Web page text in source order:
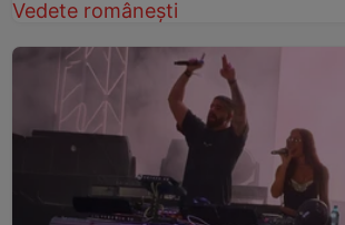
Vedete românești